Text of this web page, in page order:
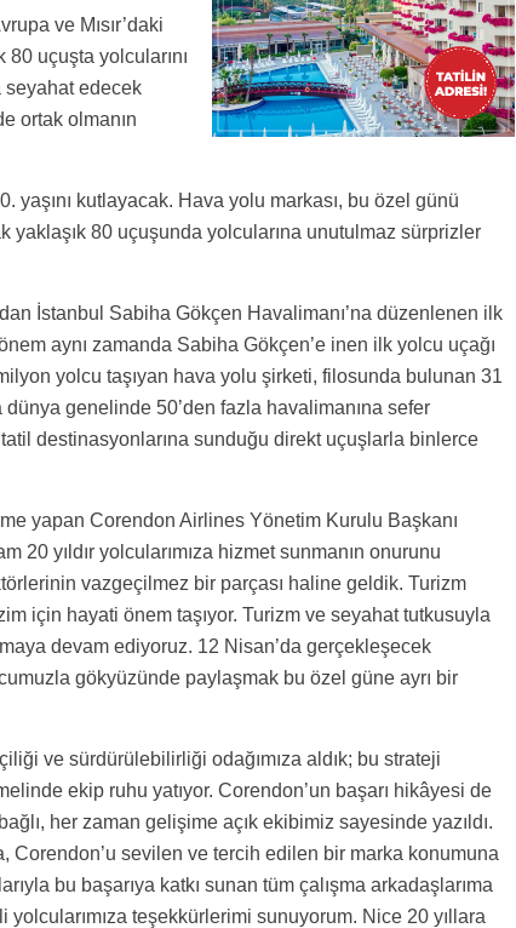
ve Mısır’daki
uçuşta yolcularını
seyahat edecek
ortak olmanın
kutlayacak. Hava yolu markası, bu özel günü
yaklaşık 80 uçuşunda yolcularına unutulmaz sürprizler
İstanbul Sabiha Gökçen Havalimanı’na düzenlenen ilk
aynı zamanda Sabiha Gökçen’e inen ilk yolcu uçağı
yolcu taşıyan hava yolu şirketi, filosunda bulunan 31
genelinde 50’den fazla havalimanına sefer
destinasyonlarına sunduğu direkt uçuşlarla binlerce
yapan Corendon Airlines Yönetim Kurulu Başkanı
20 yıldır yolcularımıza hizmet sunmanın onurunu
vazgeçilmez bir parçası haline geldik. Turizm
için hayati önem taşıyor. Turizm ve seyahat tutkusuyla
devam ediyoruz. 12 Nisan’da gerçekleşecek
gökyüzünde paylaşmak bu özel güne ayrı bir
ve sürdürülebilirliği odağımıza aldık; bu strateji
ekip ruhu yatıyor. Corendon’un başarı hikâyesi de
her zaman gelişime açık ekibimiz sayesinde yazıldı.
Corendon’u sevilen ve tercih edilen bir marka konumuna
bu başarıya katkı sunan tüm çalışma arkadaşlarıma
teşekkürlerimi sunuyorum. Nice 20 yıllara